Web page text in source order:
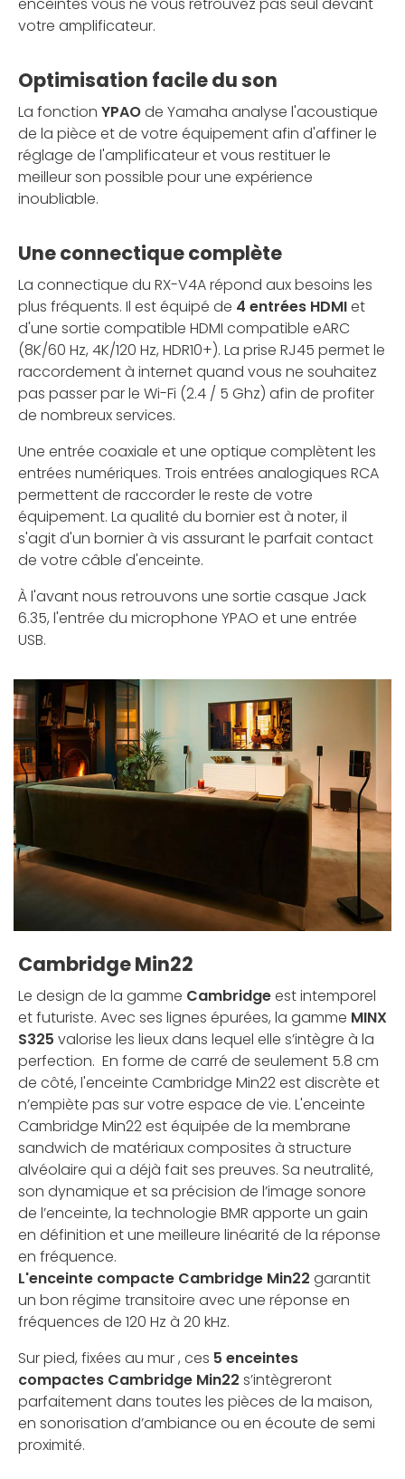
votre amplificateur.
Optimisation facile du son
La fonction YPAOde Yamaha analyse l'acoustique
de la pièce et de votre équipement afin d'affiner le
réglage de l'amplificateur et vous restituer le
meilleur son possible pour une expérience
inoubliable.
Une connectique complète
La connectique du RX-V4A répond aux besoins les
plus fréquents. Il est équipé de 4 entrées HDMIet
d'une sortie compatible HDMI compatible eARC
(8K/60 Hz, 4K/120 Hz, HDR10+). La prise RJ45 permet le
raccordement à internet quand vous ne souhaitez
pas passer par le Wi-Fi (2.4 / 5 Ghz) afin de profiter
de nombreux services.
Une entrée coaxiale et une optique complètent les
entrées numériques. Trois entrées analogiques RCA
permettent de raccorder le reste de votre
équipement. La qualité du bornier est à noter, il
s'agit d'un bornier à vis assurant le parfait contact
de votre câble d'enceinte.
À l'avant nous retrouvons une sortie casque Jack
6.35, l'entrée du microphone YPAO et une entrée
USB.
Cambridge Min22
Le design de la gamme Cambridgeest intemporel
et futuriste. Avec ses lignes épurées, la gamme MINX
S325 valorise les lieux dans lequel elle s’intègre à la
perfection. En forme de carré de seulement 5.8 cm
de côté, l'enceinte Cambridge Min22 est discrète et
n’empiète pas sur votre espace de vie. L'enceinte
Cambridge Min22 est équipée de la membrane
sandwich de matériaux composites à structure
alvéolaire qui a déjà fait ses preuves. Sa neutralité,
son dynamique et sa précision de l’image sonore
de l’enceinte, la technologie BMR apporte un gain
en définition et une meilleure linéarité de la réponse
en fréquence.
L'enceinte compacte Cambridge Min22 garantit
un bon régime transitoire avec une réponse en
fréquences de 120 Hz à 20 kHz.
Sur pied, fixées au mur , ces 5 enceintes
compactes Cambridge Min22 s’intègreront
parfaitement dans toutes les pièces de la maison,
en sonorisation d’ambiance ou en écoute de semi
proximité.